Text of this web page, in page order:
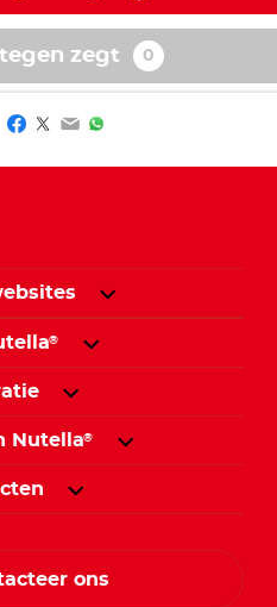
zegt
Facebook
Twitter
EmailWhatsApp
®
Nutella®
ons